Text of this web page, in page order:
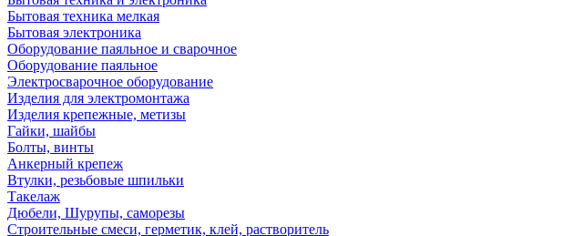
Бытовая техника мелкая
Бытовая электроника
Оборудование паяльное и сварочное
Оборудование паяльное
Электросварочное оборудование
Изделия для электромонтажа
Изделия крепежные, метизы
Гайки, шайбы
Болты, винты
Анкерный крепеж
Втулки, резьбовые шпильки
Такелаж
Дюбели, Шурупы, саморезы
Строительные смеси, герметик, клей, растворитель